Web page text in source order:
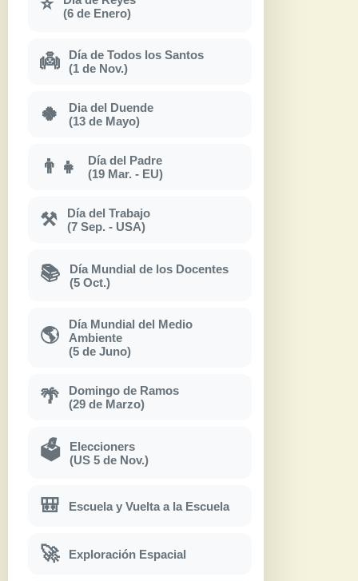
(6 de Enero)
👼
Día de Todos los Santos
(1 de Nov.)
🍀
Dia del Duende
(13 de Mayo)
👨‍👧
Día del Padre
(19 Mar. - EU)
⚒
Día del Trabajo
(7 Sep. - USA)
📚
Día Mundial de los Docentes
(5 Oct.)
🌎
Día Mundial del Medio
Ambiente
(5 de Juno)
🌴
Domingo de Ramos
(29 de Marzo)
🗳
Eleccioners
(US 5 de Nov.)
🎒 Escuela y Vuelta a la Escuela
🚀 Exploración Espacial